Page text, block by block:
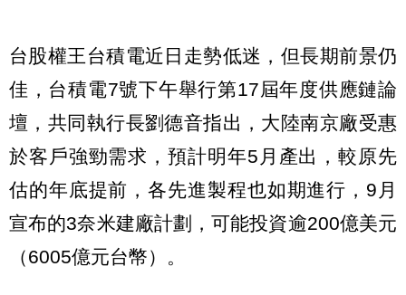
台股權王台積電近日走勢低迷，但長期前景仍
佳，台積電7號下午舉行第17屆年度供應鏈論
壇，共同執行長劉德音指出，大陸南京廠受惠
於客戶強勁需求，預計明年5月產出，較原先
估的年底提前，各先進製程也如期進行，9月
宣布的3奈米建廠計劃，可能投資逾200億美元
（6005億元台幣）。